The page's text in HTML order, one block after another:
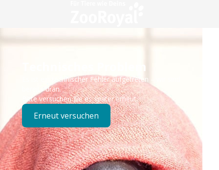
Technisches Problem
Es ist ein technischer Fehler aufgetreten – wir sind
bereits dran.
Bitte versuchen Sie es später erneut.
Erneut versuchen